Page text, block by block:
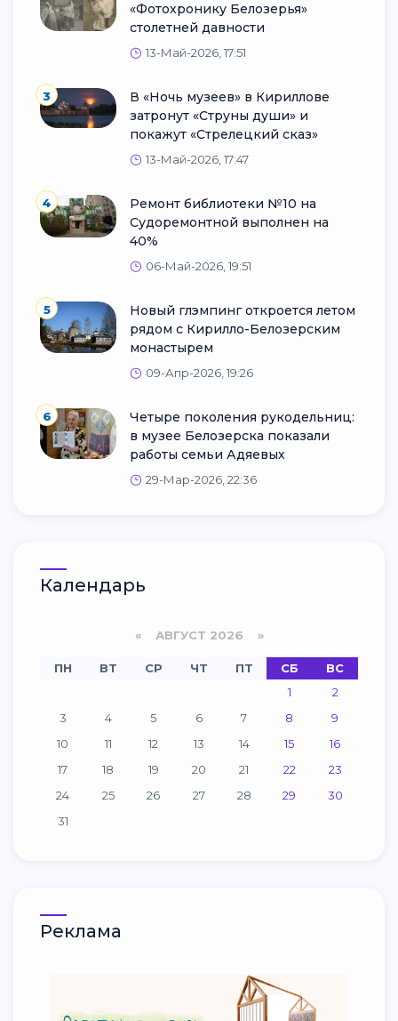
«Фотохронику Белозерья»
столетней давности
13-Май-2026, 17:51
3
В «Ночь музеев» в Кириллове
затронут «Струны души» и
покажут «Стрелецкий сказ»
13-Май-2026, 17:47
4
Ремонт библиотеки №10 на
Судоремонтной выполнен на
40%
06-Май-2026, 19:51
5
Новый глэмпинг откроется летом
рядом с Кирилло-Белозерским
монастырем
09-Апр-2026, 19:26
6
Четыре поколения рукодельниц:
в музее Белозерска показали
работы семьи Адяевых
29-Мар-2026, 22:36
Календарь
«АВГУСТ 2026 »
ПН ВТ СР ЧТ ПТ СБ
ВС
1
2
3
4 5 6 7 8
9
10
11 12 13 14 15
16
17
18 19 20 21 22
23
24
25 26 27 28 29
30
31
Реклама